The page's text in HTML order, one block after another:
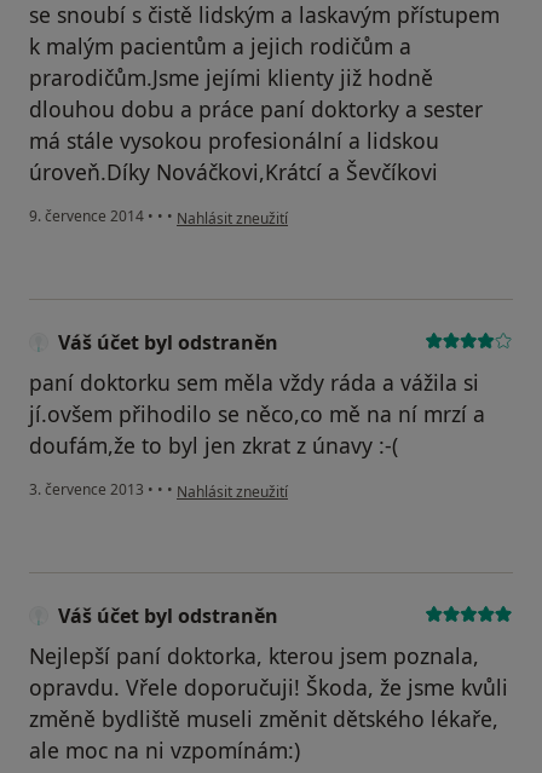
se snoubí s čistě lidským a laskavým přístupem
k malým pacientům a jejich rodičům a
prarodičům.Jsme jejími klienty již hodně
dlouhou dobu a práce paní doktorky a sester
má stále vysokou profesionální a lidskou
úroveň.Díky Nováčkovi,Krátcí a Ševčíkovi
9. července 2014 • • • podle názoru uživatele Váš účet byl odstraněn
Nahlásit zneužití
Váš účet byl odstraněn
paní doktorku sem měla vždy ráda a vážila si
jí.ovšem přihodilo se něco,co mě na ní mrzí a
doufám,že to byl jen zkrat z únavy :-(
3. července 2013 • • • podle názoru uživatele Váš účet byl odstraněn
Nahlásit zneužití
Váš účet byl odstraněn
Nejlepší paní doktorka, kterou jsem poznala,
opravdu. Vřele doporučuji! Škoda, že jsme kvůli
změně bydliště museli změnit dětského lékaře,
ale moc na ni vzpomínám:)